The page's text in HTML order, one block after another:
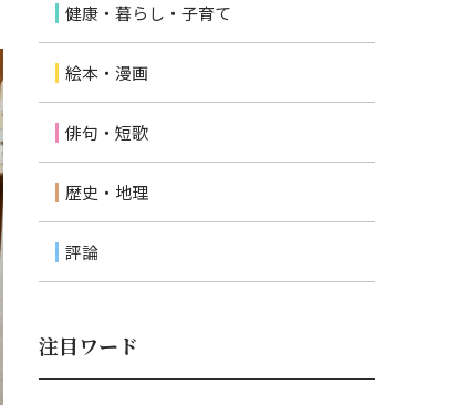
健康・暮らし・子育て
絵本・漫画
俳句・短歌
歴史・地理
評論
注目ワード